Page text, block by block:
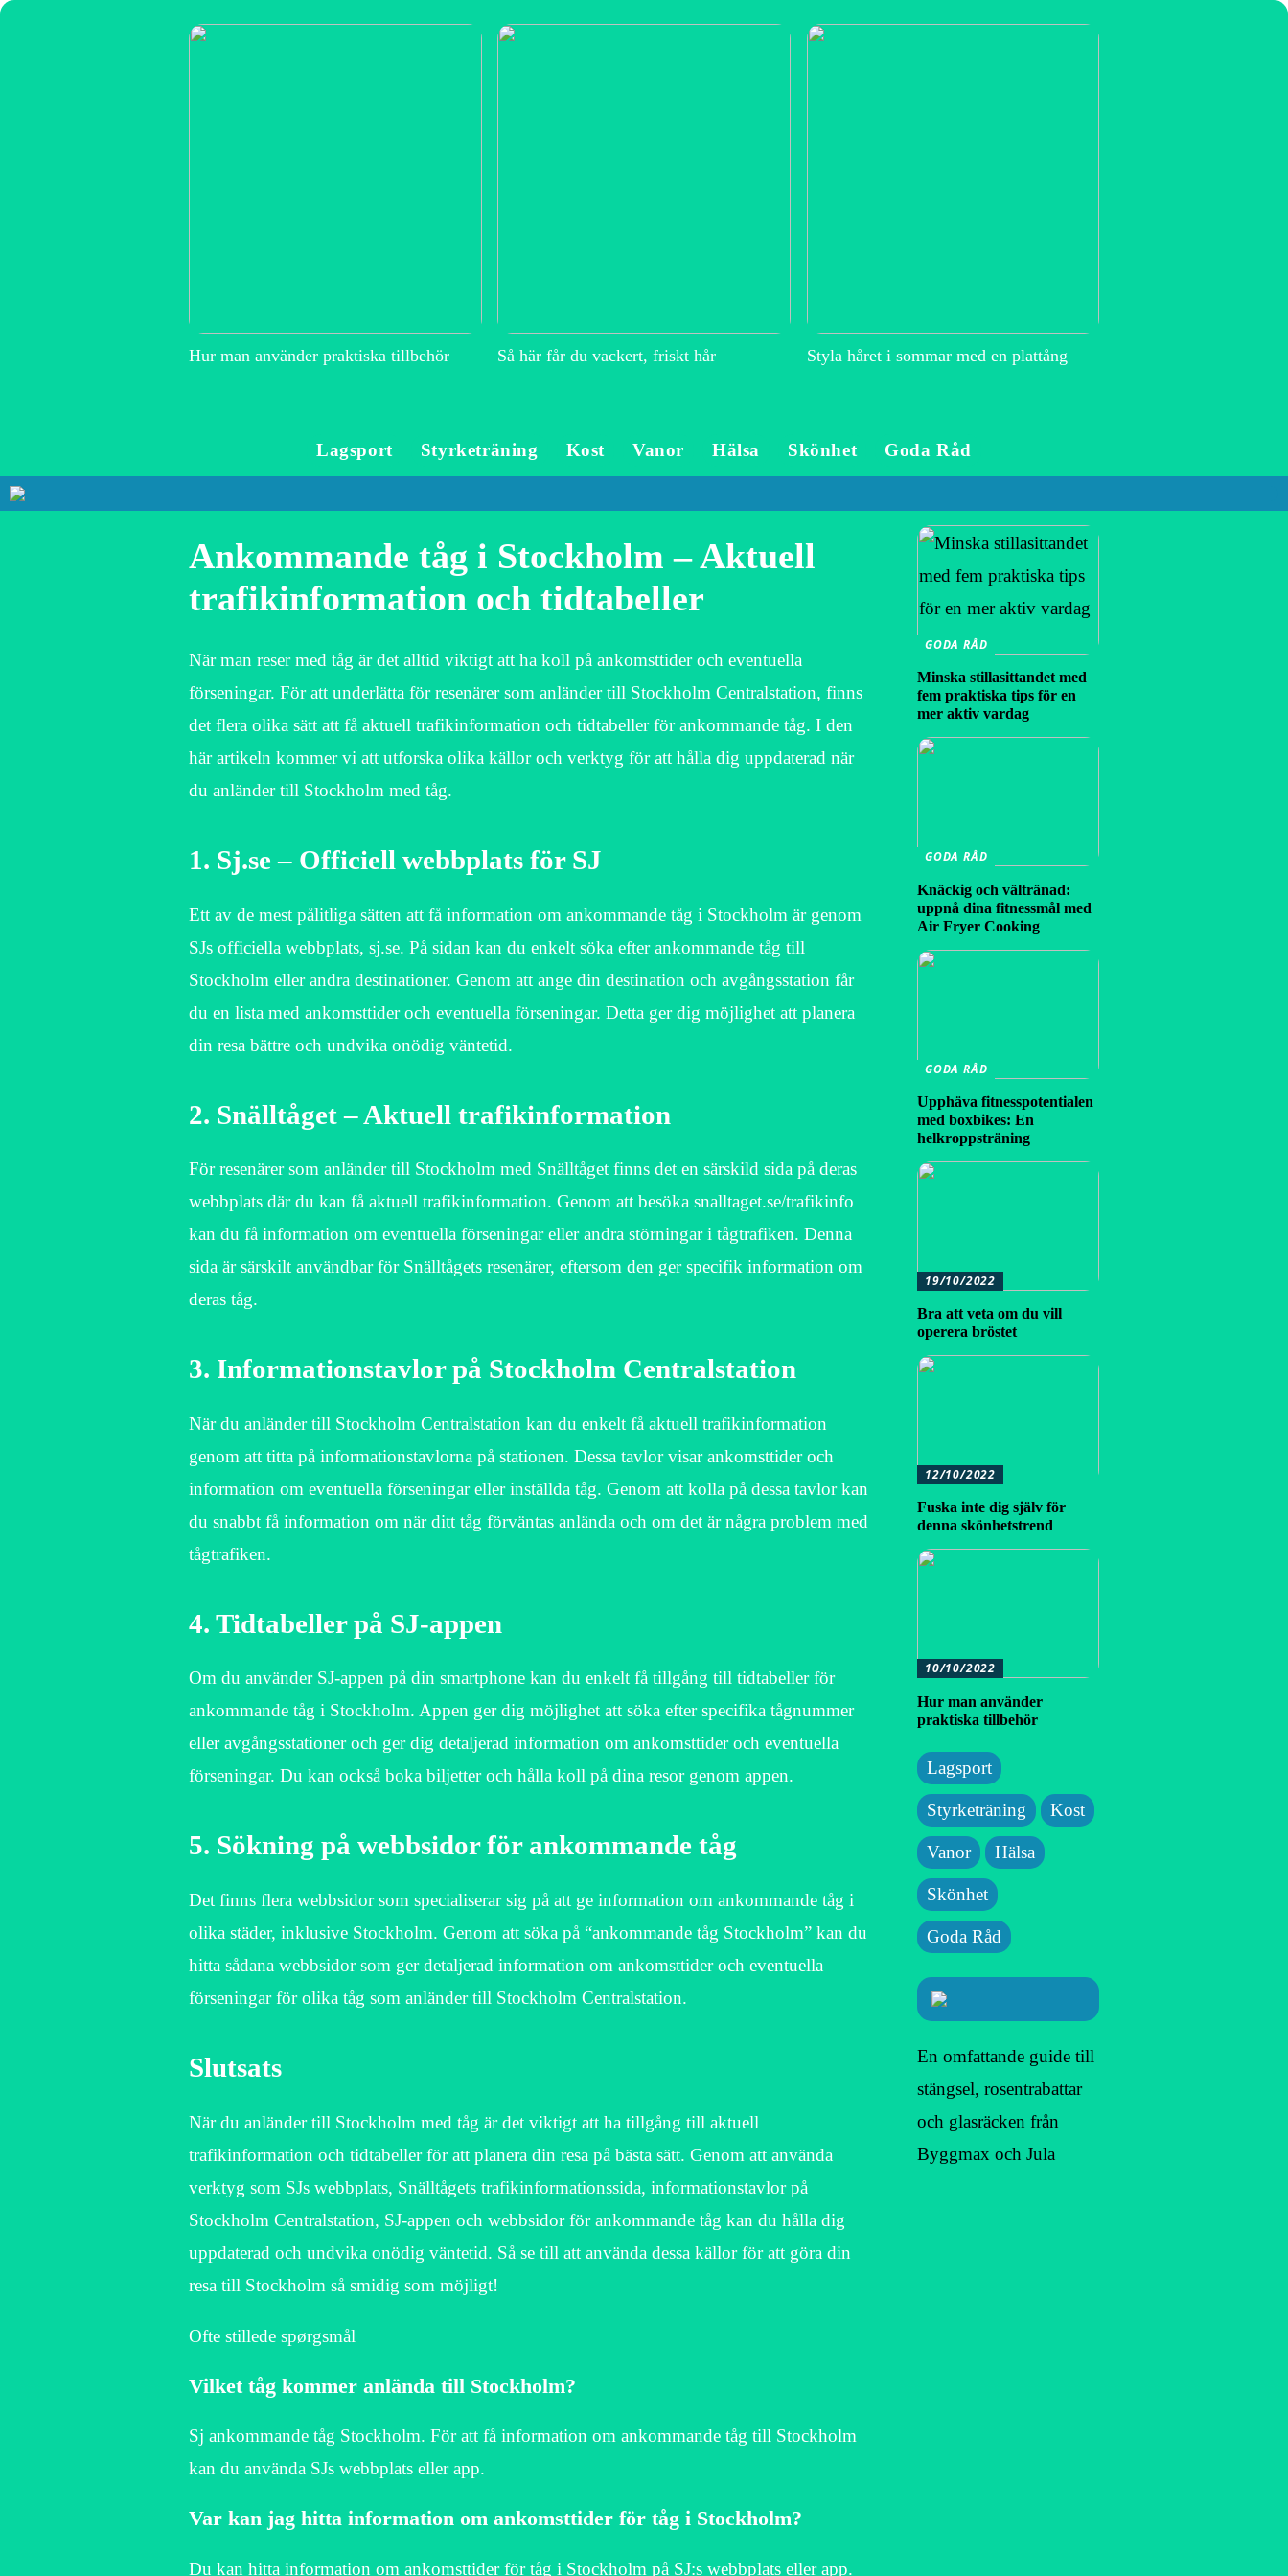
Hur man använder praktiska tillbehör Så här får du vackert, friskt hår Styla håret i sommar med en plattång
Lagsport Styrketräning Kost Vanor Hälsa Skönhet Goda Råd
Ankommande tåg i Stockholm – Aktuell
trafikinformation och tidtabeller
När man reser med tåg är det alltid viktigt att ha koll på ankomsttider och eventuella
förseningar. För att underlätta för resenärer som anländer till Stockholm Centralstation, finns
det flera olika sätt att få aktuell trafikinformation och tidtabeller för ankommande tåg. I den
här artikeln kommer vi att utforska olika källor och verktyg för att hålla dig uppdaterad när
du anländer till Stockholm med tåg.
1. Sj.se – Officiell webbplats för SJ
Ett av de mest pålitliga sätten att få information om ankommande tåg i Stockholm är genom
SJs officiella webbplats, sj.se. På sidan kan du enkelt söka efter ankommande tåg till
Stockholm eller andra destinationer. Genom att ange din destination och avgångsstation får
du en lista med ankomsttider och eventuella förseningar. Detta ger dig möjlighet att planera
din resa bättre och undvika onödig väntetid.
2. Snälltåget – Aktuell trafikinformation
För resenärer som anländer till Stockholm med Snälltåget finns det en särskild sida på deras
webbplats där du kan få aktuell trafikinformation. Genom att besöka snalltaget.se/trafikinfo
kan du få information om eventuella förseningar eller andra störningar i tågtrafiken. Denna
sida är särskilt användbar för Snälltågets resenärer, eftersom den ger specifik information om
deras tåg.
3. Informationstavlor på Stockholm Centralstation
När du anländer till Stockholm Centralstation kan du enkelt få aktuell trafikinformation
genom att titta på informationstavlorna på stationen. Dessa tavlor visar ankomsttider och
information om eventuella förseningar eller inställda tåg. Genom att kolla på dessa tavlor kan
du snabbt få information om när ditt tåg förväntas anlända och om det är några problem med
tågtrafiken.
4. Tidtabeller på SJ-appen
Om du använder SJ-appen på din smartphone kan du enkelt få tillgång till tidtabeller för
ankommande tåg i Stockholm. Appen ger dig möjlighet att söka efter specifika tågnummer
eller avgångsstationer och ger dig detaljerad information om ankomsttider och eventuella
förseningar. Du kan också boka biljetter och hålla koll på dina resor genom appen.
5. Sökning på webbsidor för ankommande tåg
Det finns flera webbsidor som specialiserar sig på att ge information om ankommande tåg i
olika städer, inklusive Stockholm. Genom att söka på “ankommande tåg Stockholm” kan du
hitta sådana webbsidor som ger detaljerad information om ankomsttider och eventuella
förseningar för olika tåg som anländer till Stockholm Centralstation.
Slutsats
När du anländer till Stockholm med tåg är det viktigt att ha tillgång till aktuell
trafikinformation och tidtabeller för att planera din resa på bästa sätt. Genom att använda
verktyg som SJs webbplats, Snälltågets trafikinformationssida, informationstavlor på
Stockholm Centralstation, SJ-appen och webbsidor för ankommande tåg kan du hålla dig
uppdaterad och undvika onödig väntetid. Så se till att använda dessa källor för att göra din
resa till Stockholm så smidig som möjligt!
Ofte stillede spørgsmål
Vilket tåg kommer anlända till Stockholm?
Sj ankommande tåg Stockholm. För att få information om ankommande tåg till Stockholm
kan du använda SJs webbplats eller app.
Var kan jag hitta information om ankomsttider för tåg i Stockholm?
Du kan hitta information om ankomsttider för tåg i Stockholm på SJ:s webbplats eller app.
GODA RÅD
Minska stillasittandet med
fem praktiska tips för en
mer aktiv vardag
GODA RÅD
Knäckig och vältränad:
uppnå dina fitnessmål med
Air Fryer Cooking
GODA RÅD
Upphäva fitnesspotentialen
med boxbikes: En
helkroppsträning
19/10/2022
Bra att veta om du vill
operera bröstet
12/10/2022
Fuska inte dig själv för
denna skönhetstrend
10/10/2022
Hur man använder
praktiska tillbehör
Lagsport
Styrketräning Kost
Vanor Hälsa
Skönhet
Goda Råd
En omfattande guide till
stängsel, rosentrabattar
och glasräcken från
Byggmax och Jula